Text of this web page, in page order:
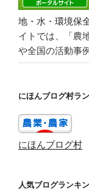
地・水・環境保
イトでは、「農
や全国の活動事
にほんブログ村ラ
にほんブログ村
人気ブログランキ